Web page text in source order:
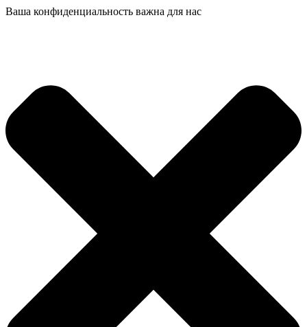
Ваша конфиденциальность важна для нас